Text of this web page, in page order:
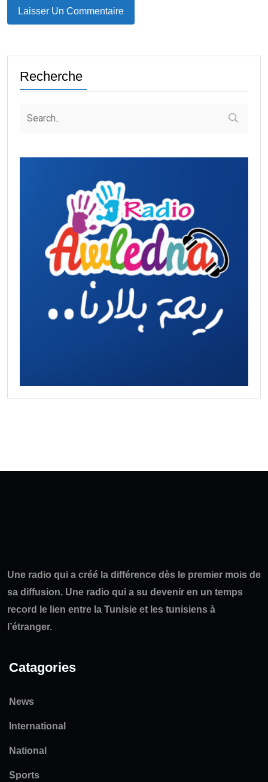
Recherche
Une radio qui a créé la différence dès le premier mois de
sa diffusion. Une radio qui a su devenir en un temps
record le lien entre la Tunisie et les tunisiens à
l’étranger.
Catagories
News
International
National
Sports